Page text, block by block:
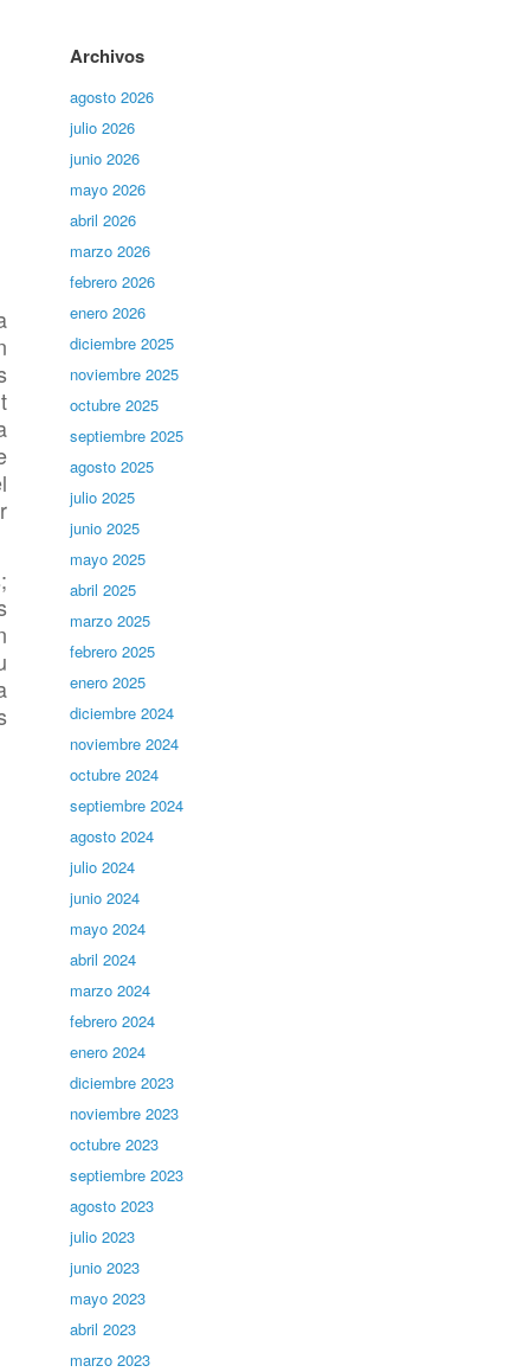
Archivos
agosto 2026
julio 2026
junio 2026
mayo 2026
abril 2026
marzo 2026
febrero 2026
enero 2026
diciembre 2025
noviembre 2025
octubre 2025
septiembre 2025
agosto 2025
julio 2025
junio 2025
mayo 2025
abril 2025
marzo 2025
febrero 2025
enero 2025
diciembre 2024
noviembre 2024
octubre 2024
septiembre 2024
agosto 2024
julio 2024
junio 2024
mayo 2024
abril 2024
marzo 2024
febrero 2024
enero 2024
diciembre 2023
noviembre 2023
octubre 2023
septiembre 2023
agosto 2023
julio 2023
junio 2023
mayo 2023
abril 2023
marzo 2023